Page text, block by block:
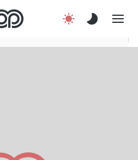
Rólunk
Korábbi évek